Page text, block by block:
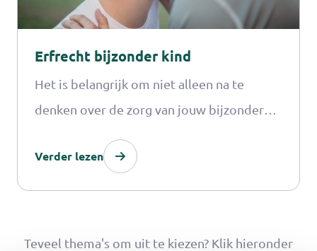
Erfrecht bijzonder kind
Het is belangrijk om niet alleen na te
denken over de zorg van jouw bijzondere
over de erfenis.
Verder lezen
Teveel thema's om uit te kiezen? Klik hieronder